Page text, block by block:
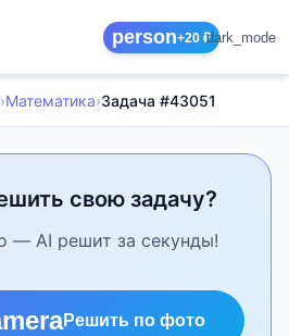
person+20 ₽dark_mode
›Математика›Задача #43051
свою задачу?
— AI решит за секунды!
Решить по фото